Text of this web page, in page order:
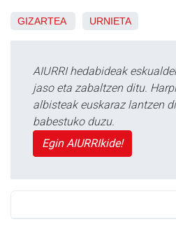
GIZARTEA URNIETA
AIURRI hedabideak
jaso eta zabaltzen ditu.
albisteak euskaraz lantzen
babestuko duzu.
Egin AIURRIkide!